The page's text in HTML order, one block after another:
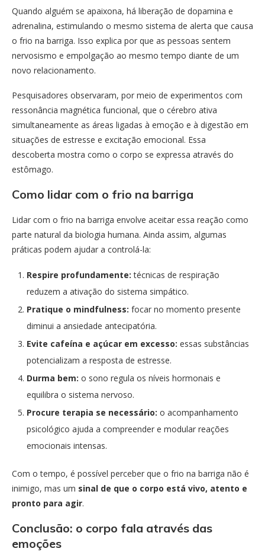
Quando alguém se apaixona, há liberação de dopamina e
adrenalina, estimulando o mesmo sistema de alerta que causa
o frio na barriga. Isso explica por que as pessoas sentem
nervosismo e empolgação ao mesmo tempo diante de um
novo relacionamento.
Pesquisadores observaram, por meio de experimentos com
ressonância magnética funcional, que o cérebro ativa
simultaneamente as áreas ligadas à emoção e à digestão em
situações de estresse e excitação emocional. Essa
descoberta mostra como o corpo se expressa através do
estômago.
Como lidar com o frio na barriga
Lidar com o frio na barriga envolve aceitar essa reação como
parte natural da biologia humana. Ainda assim, algumas
práticas podem ajudar a controlá-la:
Respire profundamente: técnicas de respiração
reduzem a ativação do sistema simpático.
Pratique o mindfulness: focar no momento presente
diminui a ansiedade antecipatória.
Evite cafeína e açúcar em excesso: essas substâncias
potencializam a resposta de estresse.
Durma bem: o sono regula os níveis hormonais e
equilibra o sistema nervoso.
Procure terapia se necessário: o acompanhamento
psicológico ajuda a compreender e modular reações
emocionais intensas.
Com o tempo, é possível perceber que o frio na barriga não é
inimigo, mas um sinal de que o corpo está vivo, atento e
pronto para agir.
Conclusão: o corpo fala através das
emoções